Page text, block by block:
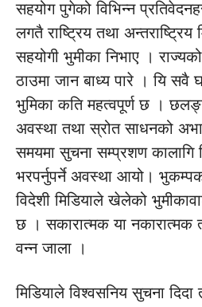
सहयोग पुगेको विभिन्न
लगतै राष्ट्रिय तथा अन्तराष्ट्रिय
सहयोगी भुमीका निभाए ।
ठाउमा जान बाध्य पारे । यि सवै
भुमिका कति महत्वपूर्ण छ ।
अवस्था तथा स्रोत साधनको
समयमा सुचना सम्प्रशण कालागि
भरपर्नुपर्ने अवस्था आयो।
विदेशी मिडियाले खेलेको
छ । सकारात्मक या नकारात्मक
वन्न जाला ।
मिडियाले विश्वसनिय सुचना दिदा